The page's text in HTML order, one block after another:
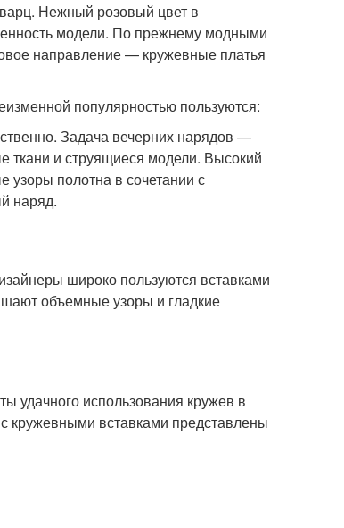
Нежный розовый цвет в
модели. По прежнему модными
направление — кружевные платья
популярностью пользуются:
Задача вечерних нарядов —
ткани и струящиеся модели. Высокий
узоры полотна в сочетании с
наряд.
широко пользуются вставками
объемные узоры и гладкие
удачного использования кружев в
кружевными вставками представлены